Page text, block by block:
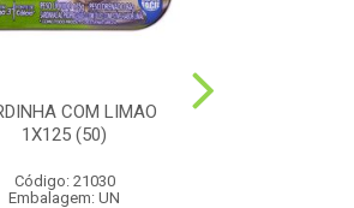
COM LIMAO
1X125 (50)
Código: 21030
Embalagem: UN